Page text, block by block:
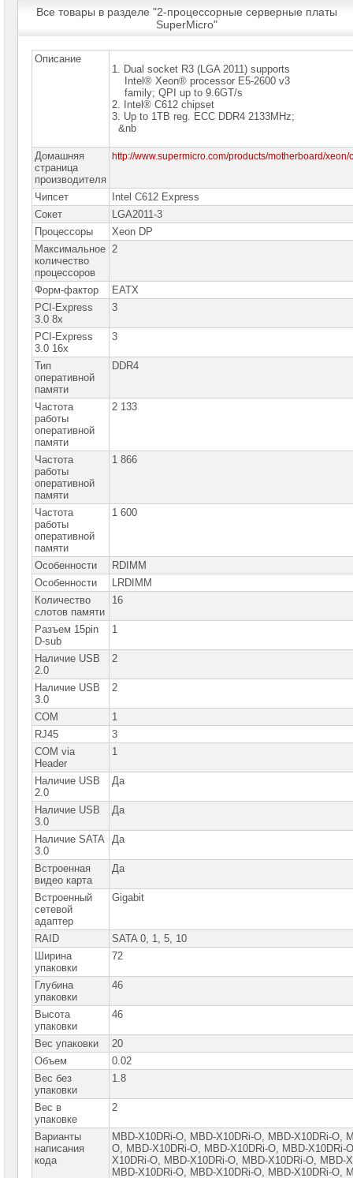
Серверы
Brand
Пассивное
СХД
системы
хранения
данных
Компоненты
компьютеров
Компоненты
серверов
Серверные
платформы
Серверные
материнские
платы
Серверные
материнские
платы
ASUS
1-
процессорные
серверные
платы
SuperMicro
2-
процессорные
серверные
платы
SuperMicro
►
1-
процессорные
серверные
платы
Intel
2-
процессорные
серверные
платы
Intel
Серверные
корпуса
Серверные
процессоры
Серверная
память
Серверные
жесткие
диски
HBA
&
RAID-
контроллеры
Серверные
опции
Источники
бесперебойного
питания
Российское
ПО
Программное
обеспечение
Термошкафы
PROM
Все товары в разделе "2-процессорные серверные платы
SuperMicro"
Описание
1. Dual socket R3 (LGA 2011) supports
Intel® Xeon® processor E5-2600 v3
family; QPI up to 9.6GT/s
2. Intel® C612 chipset
3. Up to 1TB reg. ECC DDR4 2133MHz;
&nb
Домашняя
страница
производителя
http://www.supermicro.com/products/motherboard/xeon/
Чипсет
Intel C612 Express
Сокет
LGA2011-3
Процессоры
Xeon DP
Максимальное
количество
процессоров
2
Форм-фактор
EATX
PCI-Express
3.0 8x
3
PCI-Express
3.0 16x
3
Тип
оперативной
памяти
DDR4
Частота
работы
оперативной
памяти
2 133
Частота
работы
оперативной
памяти
1 866
Частота
работы
оперативной
памяти
1 600
Особенности
RDIMM
Особенности
LRDIMM
Количество
слотов памяти
16
Разъем 15pin
D-sub
1
Наличие USB
2.0
2
Наличие USB
3.0
2
COM
1
RJ45
3
COM via
Header
1
Наличие USB
2.0
Да
Наличие USB
3.0
Да
Наличие SATA
3.0
Да
Встроенная
видео карта
Да
Встроенный
сетевой
адаптер
Gigabit
RAID
SATA 0, 1, 5, 10
Ширина
упаковки
72
Глубина
упаковки
46
Высота
упаковки
46
Вес упаковки
20
Объем
0.02
Вес без
упаковки
1.8
Вес в
упаковке
2
Варианты
написания
кода
MBD-X10DRi-O, MBD-X10DRi-O, MВD-X10DRi-O,
O, МВD-X10DRi-O, МВD-X10DRi-О, МВD-X10DRi-
X10DRi-О, МВD-X10DRi-О, МВD-Х10DRi-О, МВD-
МВD-Х10DRi-О, МВD-Х10DRi-О, МВD-Х10DRi-О,